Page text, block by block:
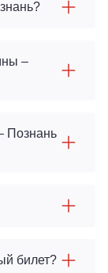
–
Познань
билет?